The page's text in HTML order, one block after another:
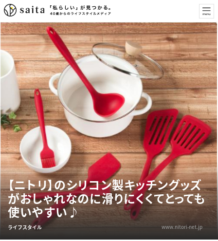
【ニトリ】のシリコン製キッチングッズ
がおしゃれなのに滑りにくくてとっても
使いやすい♪
ライフスタイル www.nitori-net.jp